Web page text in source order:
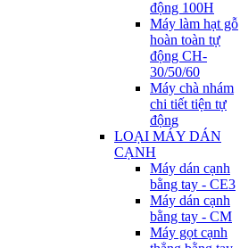
động 100H
Máy làm hạt gỗ
hoàn toàn tự
động CH-
30/50/60
Máy chà nhám
chi tiết tiện tự
động
LOẠI MÁY DÁN
CẠNH
Máy dán cạnh
bằng tay - CE3
Máy dán cạnh
bằng tay - CM
Máy gọt cạnh